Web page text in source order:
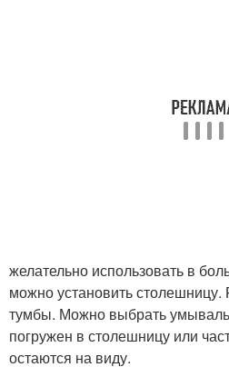
желательно использовать в
можно установить
тумбы. Можно выбрать
погружен в столешницу или
остаются на виду.